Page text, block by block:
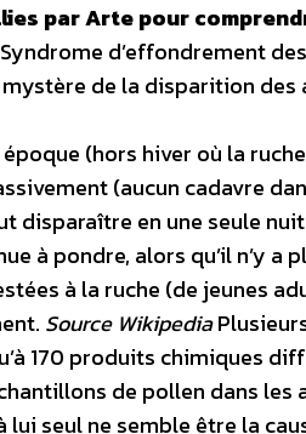
par Arte pour
d’effondrement
(hors hiver où la
(aucun cadavre
disparaître en une seule
à pondre, alors qu’il n’y a
à la ruche (de jeunes
Source Wikipedia
170 produits chimiques
de pollen dans les
lui seul ne semble être la